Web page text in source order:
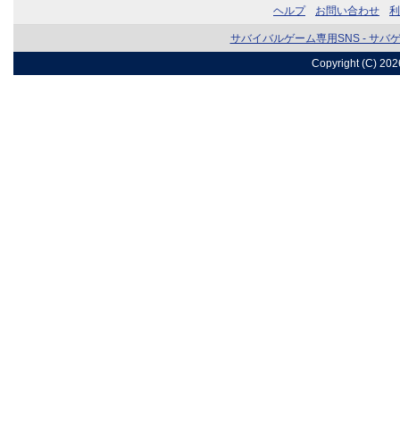
ヘルプ お問い合わせ
サバイバルゲーム専用SNS - サバ
Copyright (C)